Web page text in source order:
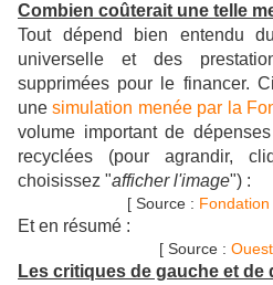
Combien coûterait une telle
Tout dépend bien entendu
universelle et des
supprimées pour le financer.
unesimulation menée par la
volume important de
recyclées
(pour agrandir,
choisissez "afficher l'image") :
[ Source :
Et en résumé :
[ Source :
Les critiques de gauche et de